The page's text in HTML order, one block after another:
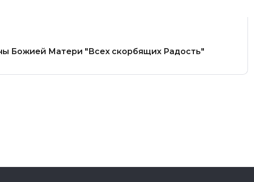
Божией Матери "Всех скорбящих Радость"